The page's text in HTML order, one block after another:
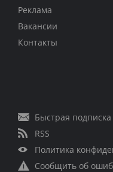
Реклама
Вакансии
Контакты
Быстрая
RSS
Политика
Сообщить об